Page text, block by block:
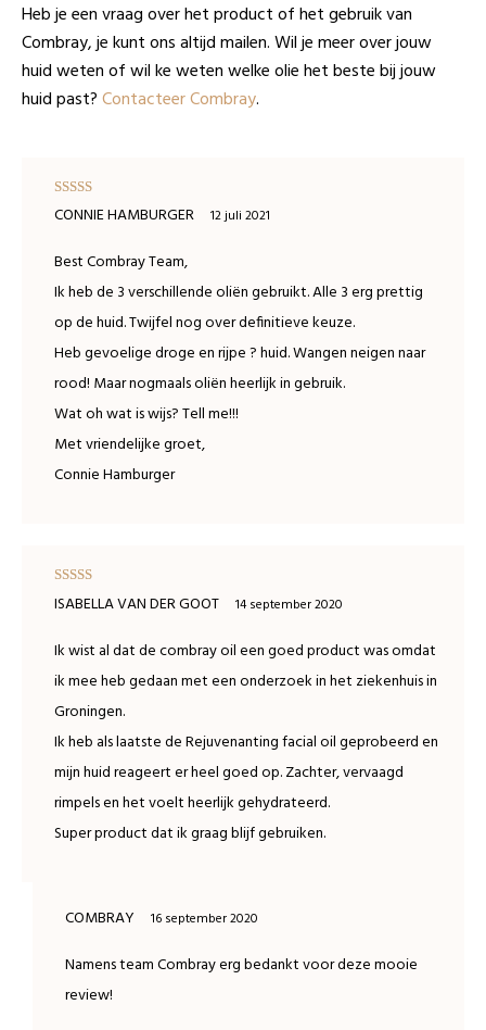
Heb je een vraag over het product of het gebruik van
Combray, je kunt ons altijd mailen. Wil je meer over jouw
huid weten of wil ke weten welke olie het beste bij jouw
huid past?Contacteer Combray.
Waardering
4uit 5
CONNIE HAMBURGER 12 juli 2021
Best Combray Team,
Ik heb de 3 verschillende oliën gebruikt. Alle 3 erg prettig
op de huid. Twijfel nog over definitieve keuze.
Heb gevoelige droge en rijpe ? huid. Wangen neigen naar
rood! Maar nogmaals oliën heerlijk in gebruik.
Wat oh wat is wijs? Tell me!!!
Met vriendelijke groet,
Connie Hamburger
Waardering
5uit 5
ISABELLA VAN DER GOOT 14 september 2020
Ik wist al dat de combray oil een goed product was omdat
ik mee heb gedaan met een onderzoek in het ziekenhuis in
Groningen.
Ik heb als laatste de Rejuvenanting facial oil geprobeerd en
mijn huid reageert er heel goed op. Zachter, vervaagd
rimpels en het voelt heerlijk gehydrateerd.
Super product dat ik graag blijf gebruiken.
COMBRAY 16 september 2020
Namens team Combray erg bedankt voor deze mooie
review!